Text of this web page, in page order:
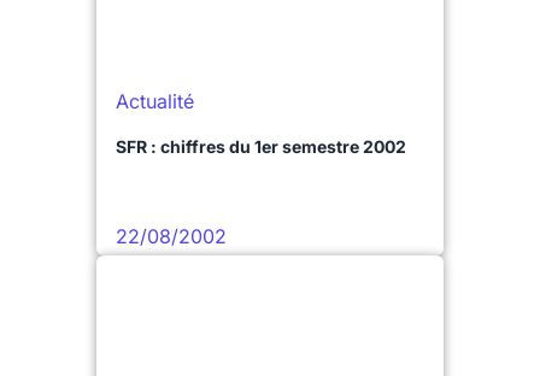
Actualité
SFR : chiffres du 1er semestre 2002
22/08/2002